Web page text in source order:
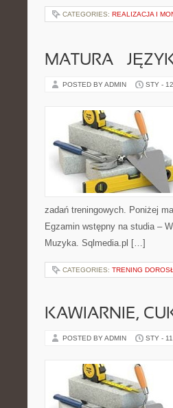
CATEGORIES: REALIZACJA I
MATURA –
POSTED BY ADMIN STY -
zadań treningowych. Poniżej
Egzamin wstępny na studia –
Muzyka. Sqlmedia.pl […]
CATEGORIES: TRENING
KAWIARNIE,
POSTED BY ADMIN STY -